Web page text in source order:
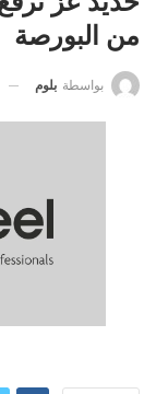
من البورصة
بواسطة بلوم